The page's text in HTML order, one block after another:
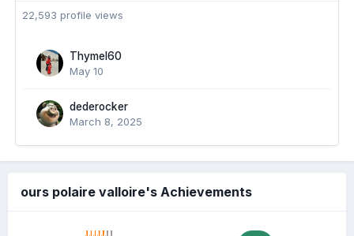
22,593 profile views
Thymel60
May 10
dederocker
March 8, 2025
ours polaire valloire's Achievements